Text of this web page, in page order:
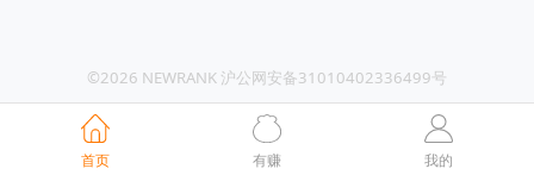
©2026 NEWRANK 沪公网安备31010402336499号
首页 有赚 我的